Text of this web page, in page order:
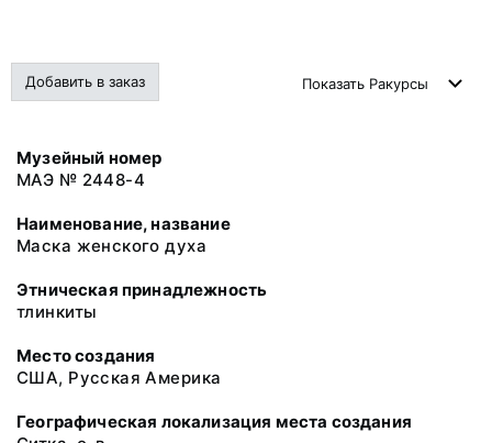
Добавить в заказ Показать Ракурсы
Музейный номер
МАЭ № 2448-4
Наименование, название
Маска женского духа
Этническая принадлежность
тлинкиты
Место создания
США, Русская Америка
Географическая локализация места создания